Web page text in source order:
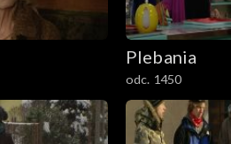
Plebania
odc. 1450